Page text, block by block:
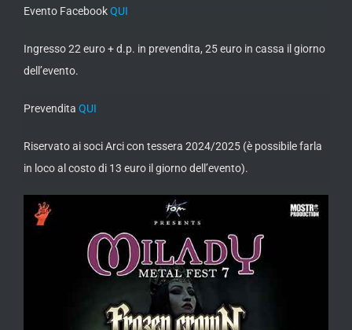
Evento FacebookQUI
Ingresso 22 euro + d.p. in prevendita, 25 euro in cassa il giorno
dell’evento.
Prevendita QUI
Riservato ai soci Arci con tessera 2024/2025 (è possibile farla
in loco al costo di 13 euro il giorno dell’evento).